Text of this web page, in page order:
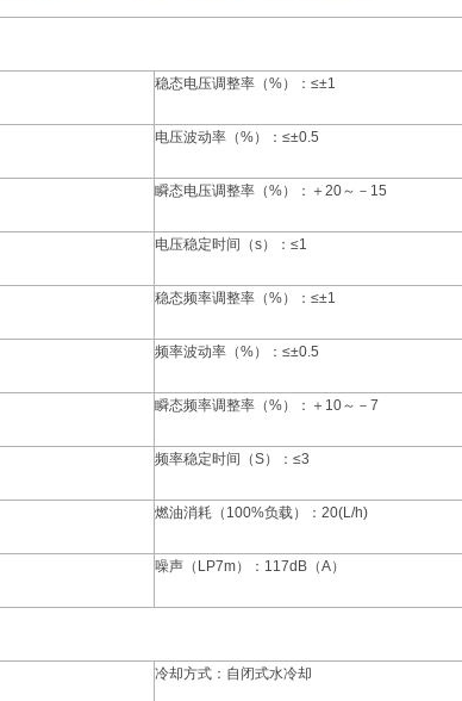
稳态电压调整率（%）：≤±1
电压波动率（%）：≤±0.5
瞬态电压调整率（%）：＋20～－15
电压稳定时间（s）：≤1
稳态频率调整率（%）：≤±1
频率波动率（%）：≤±0.5
瞬态频率调整率（%）：＋10～－7
频率稳定时间（S）：≤3
燃油消耗（100%负载）：20(L/h)
噪声（LP7m）：117dB（A）
冷却方式：自闭式水冷却